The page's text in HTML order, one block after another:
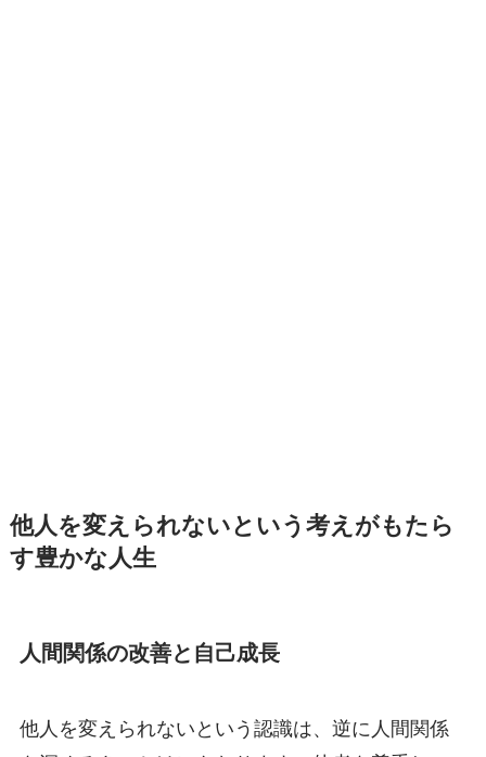
他人を変えられないという考えがもたら
す豊かな人生
人間関係の改善と自己成長
他人を変えられないという認識は、逆に人間関係